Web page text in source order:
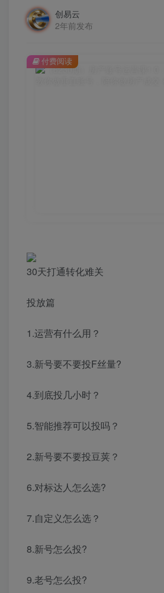
创易云
2年前发布
付费阅读
30天打通转化难关
投放篇
1.运营有什么用？
3.新号要不要投F丝量?
4.到底投几小时？
5.智能推荐可以投吗？
2.新号要不要投豆荚？
6.对标达人怎么选?
7.自定义怎么选？
8.新号怎么投?
9.老号怎么投?